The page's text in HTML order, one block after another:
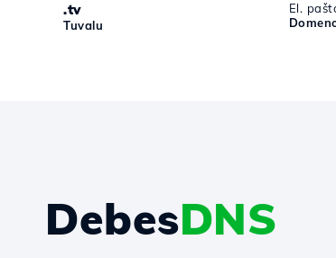
.tv
Tuvalu
El.
DebesDNS